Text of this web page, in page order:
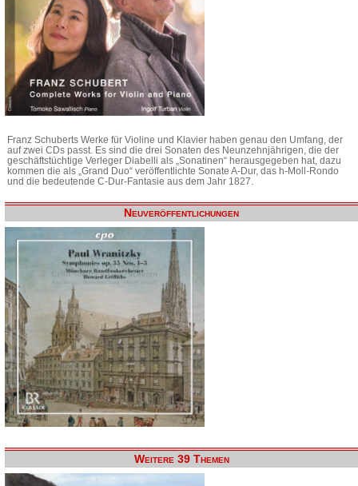
Franz Schuberts Werke für Violine und Klavier haben genau den Umfang, der
auf zwei CDs passt. Es sind die drei Sonaten des Neunzehnjährigen, die der
geschäftstüchtige Verleger Diabelli als „Sonatinen“ herausgegeben hat, dazu
kommen die als „Grand Duo“ veröffentlichte Sonate A-Dur, das h-Moll-Rondo
und die bedeutende C-Dur-Fantasie aus dem Jahr 1827.
Neuveröffentlichungen
Weitere 39 Themen